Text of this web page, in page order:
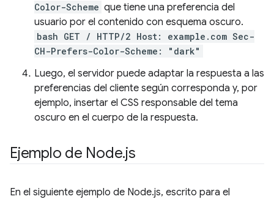
Color-Scheme que tiene una preferencia del
usuario por el contenido con esquema oscuro.
bash GET / HTTP/2 Host: example.com Sec-
CH-Prefers-Color-Scheme: "dark"
Luego, el servidor puede adaptar la respuesta a las
preferencias del cliente según corresponda y, por
ejemplo, insertar el CSS responsable del tema
oscuro en el cuerpo de la respuesta.
Ejemplo de Node.js
En el siguiente ejemplo de Node.js, escrito para el